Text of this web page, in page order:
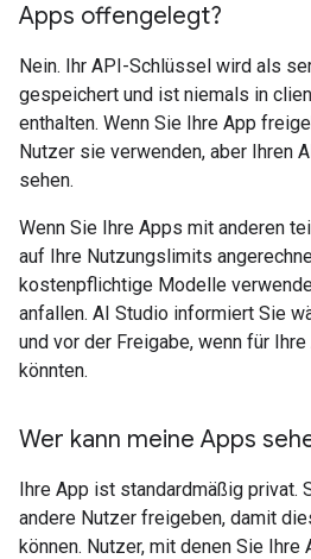
Apps offengelegt?
Nein. Ihr API-Schlüssel wird als
gespeichert und ist niemals in
enthalten. Wenn Sie Ihre App
Nutzer sie verwenden, aber Ihren
sehen.
Wenn Sie Ihre Apps mit anderen
auf Ihre Nutzungslimits
kostenpflichtige Modelle
anfallen. AI Studio informiert Sie
und vor der Freigabe, wenn für
könnten.
Wer kann meine Apps
Ihre App ist standardmäßig privat.
andere Nutzer freigeben, damit
können. Nutzer, mit denen Sie Ihre